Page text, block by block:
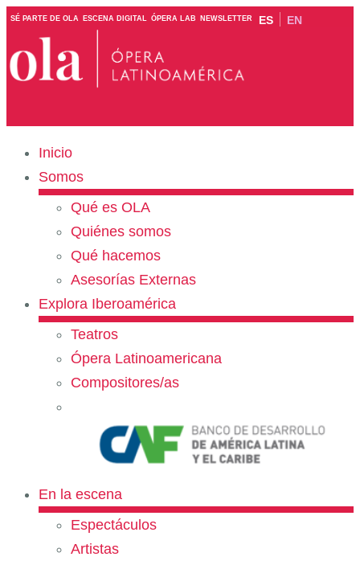
SÉ PARTE DE OLA ESCENA DIGITAL ÓPERA LAB NEWSLETTER ES EN
Inicio
Somos
Qué es OLA
Quiénes somos
Qué hacemos
Asesorías Externas
Explora Iberoamérica
Teatros
Ópera Latinoamericana
Compositores/as
En la escena
Espectáculos
Artistas